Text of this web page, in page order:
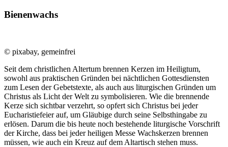
Bienenwachs
© pixabay, gemeinfrei
Seit dem christlichen Altertum brennen Kerzen im Heiligtum,
sowohl aus praktischen Gründen bei nächtlichen Gottesdiensten
zum Lesen der Gebetstexte, als auch aus liturgischen Gründen um
Christus als Licht der Welt zu symbolisieren. Wie die brennende
Kerze sich sichtbar verzehrt, so opfert sich Christus bei jeder
Eucharistiefeier auf, um Gläubige durch seine Selbsthingabe zu
erlösen. Darum die bis heute noch bestehende liturgische Vorschrift
der Kirche, dass bei jeder heiligen Messe Wachskerzen brennen
müssen, wie auch ein Kreuz auf dem Altartisch stehen muss.